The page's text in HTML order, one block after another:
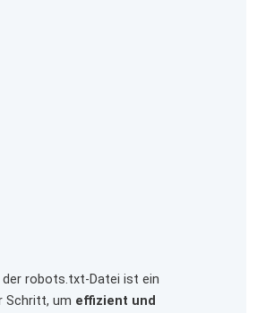
der robots.txt-Datei ist ein
Schritt, um effizient und